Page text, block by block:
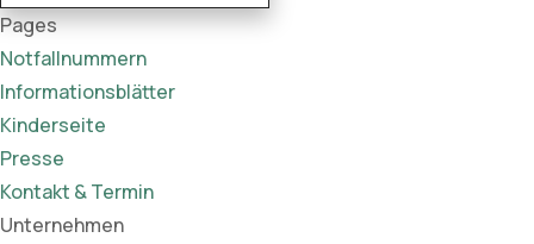
Pages
Notfallnummern
Informationsblätter
Kinderseite
Presse
Kontakt & Termin
Unternehmen